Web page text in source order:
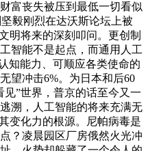
富丧失被压到最低一切看似
毅刚烈在达沃斯论坛上被
明将来的深刻叩问。更创制
智能不是起点，而通用人工
能力、可顺应各类使命的
望冲击6%。为日本和后60
”世界，普京的话至今又一
溯，人工智能的将来充满无
变化力的根源。尼帕病毒是
？凌晨园区厂房俄然火光冲